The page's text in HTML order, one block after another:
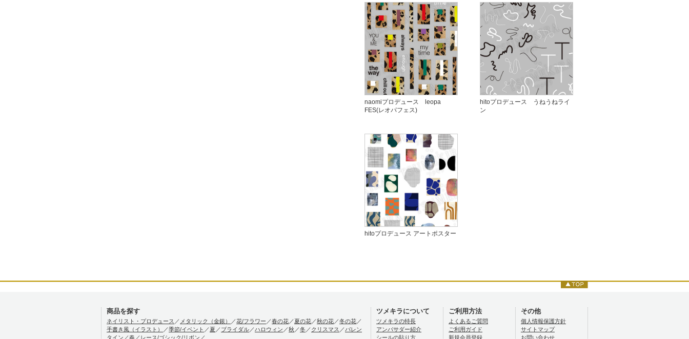
naomiプロデュース leopa
FES(レオパフェス)
hitoプロデュース うねうねライ
ン
hitoプロデュース アートポスター
商品を探す
ネイリスト・プロデュース ／ メタリック（金銀） ／花/フラワー ／春の花 ／夏の花 ／秋の花 ／冬の花 ／
手書き風（イラスト）
／季節/イベント ／夏 ／ ブライダル ／ハロウィン ／秋 ／冬 ／ クリスマス ／ バレン
タイン ／春 ／ レース/ゴシック/リボン ／
ツメキラについて
ツメキラの特長
アンバサダー紹介
シールの貼り方
ご利用方法
よくあるご質問
ご利用ガイド
新規会員登録
その他
個人情報保護方針
サイトマップ
お問い合わせ